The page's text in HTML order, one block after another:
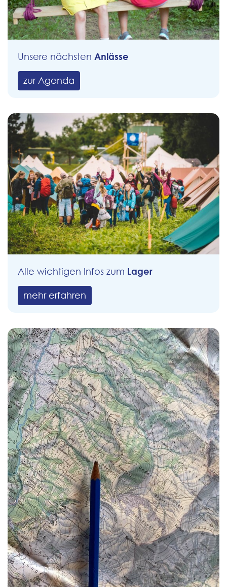
Unsere nächsten Anlässe
zur Agenda
Alle wichtigen Infos zum Lager
mehr erfahren